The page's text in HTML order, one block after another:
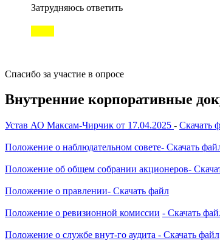
Затрудняюсь ответить
Спасибо за участие в опросе
Внутренние корпоративные
Устав АО Максам-Чирчик от 17.04.2025 - Скачать
Положение о наблюдательном совете- Скачать
Положение об общем собрании акционеров-
Положение о правлении- Скачать файл
Положение о ревизионной комиссии - Скачать
Положение о службе внут-го аудита - Скачать файл